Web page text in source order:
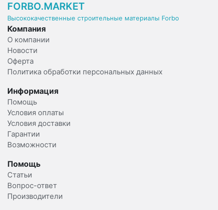
FORBO.MARKET
Высококачественные строительные материалы Forbo
Компания
О компании
Новости
Оферта
Политика обработки персональных данных
Информация
Помощь
Условия оплаты
Условия доставки
Гарантии
Возможности
Помощь
Статьи
Вопрос-ответ
Производители